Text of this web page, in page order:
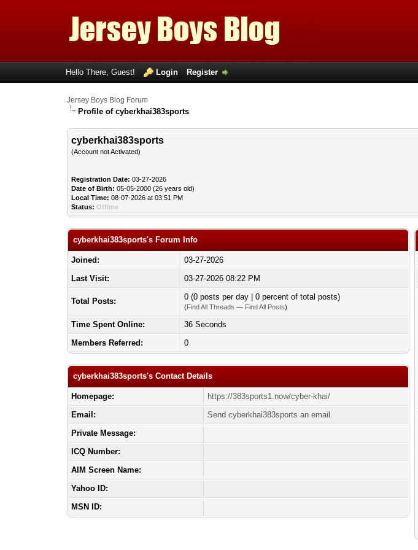
Hello There, Guest! Login Register
Jersey Boys Blog Forum
Profile of cyberkhai383sports
cyberkhai383sports
(Account not Activated)
Registration Date: 03-27-2026
Date of Birth: 05-05-2000 (26 years old)
Local Time: 08-07-2026 at 03:51 PM
Status: Offline
cyberkhai383sports's Forum Info
Joined:
03-27-2026
Last Visit:
03-27-2026 08:22 PM
Total Posts: 0 (0 posts per day | 0 percent of total posts)
(Find All Threads — Find All Posts)
Time Spent Online:
36 Seconds
Members Referred:
0
cyberkhai383sports's Contact Details
Homepage:
https://383sports1.now/cyber-khai/
Email:
Send cyberkhai383sports an email.
Private Message:
ICQ Number:
AIM Screen Name:
Yahoo ID:
MSN ID: